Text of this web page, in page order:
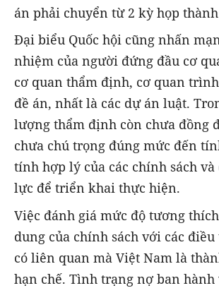
án phải chuyển từ 2 kỳ họp
Đại biểu Quốc hội cũng nhấn
nhiệm của người đứng đầu cơ
cơ quan thẩm định, cơ quan
đề án, nhất là các dự án luật.
lượng thẩm định còn chưa đồng
chưa chú trọng đúng mức đến
tính hợp lý của các chính sách
lực để triển khai thực hiện.
Việc đánh giá mức độ tương
dung của chính sách với các điều
có liên quan mà Việt Nam là
hạn chế. Tình trạng nợ ban